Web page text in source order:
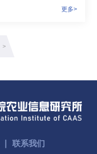
更多>
>
联系我们